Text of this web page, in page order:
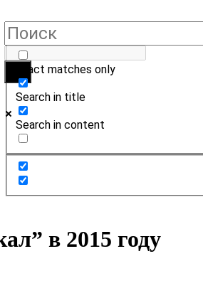
Exact matches only
Search in title
Search in content
в 2015 году